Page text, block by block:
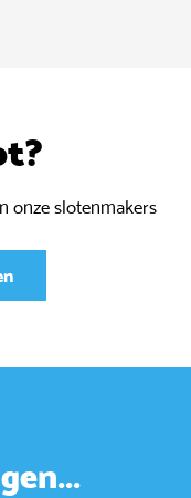
onze slotenmakers